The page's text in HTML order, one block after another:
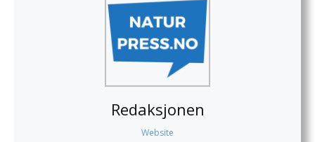
Redaksjonen
Website